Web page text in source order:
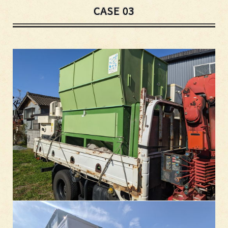
CASE 03